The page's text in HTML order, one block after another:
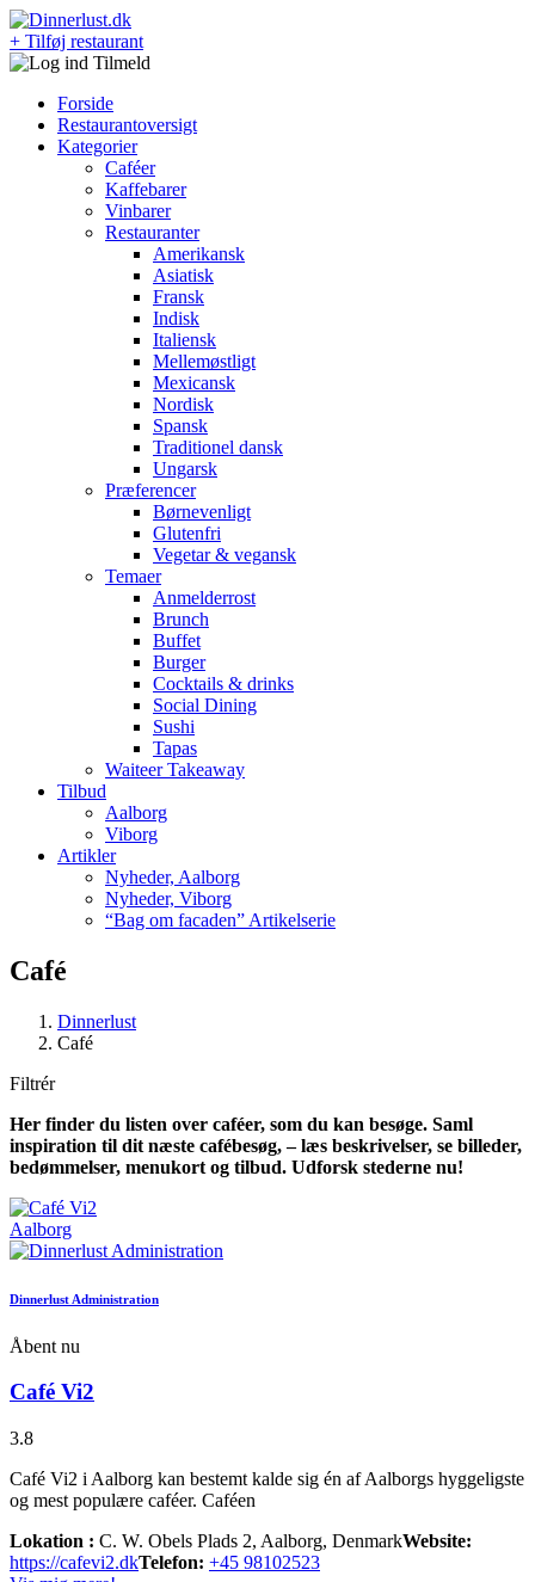
+ Tilføj restaurant
Forside
Restaurantoversigt
Kategorier
Caféer
Kaffebarer
Vinbarer
Restauranter
Amerikansk
Asiatisk
Fransk
Indisk
Italiensk
Mellemøstligt
Mexicansk
Nordisk
Spansk
Traditionel dansk
Ungarsk
Præferencer
Børnevenligt
Glutenfri
Vegetar & vegansk
Temaer
Anmelderrost
Brunch
Buffet
Burger
Cocktails & drinks
Social Dining
Sushi
Tapas
Waiteer Takeaway
Tilbud
Aalborg
Viborg
Artikler
Nyheder, Aalborg
Nyheder, Viborg
“Bag om facaden” Artikelserie
Café
Dinnerlust
Café
Filtrér
Her finder du listen over caféer, som du kan besøge. Saml
inspiration til dit næste cafébesøg, – læs beskrivelser, se billeder,
bedømmelser, menukort og tilbud. Udforsk stederne nu!
Aalborg
Dinnerlust Administration
Åbent nu
Café Vi2
3.8
Café Vi2 i Aalborg kan bestemt kalde sig én af Aalborgs hyggeligste
og mest populære caféer. Caféen
Lokation : C. W. Obels Plads 2, Aalborg, DenmarkWebsite:
https://cafevi2.dkTelefon: +45 98102523